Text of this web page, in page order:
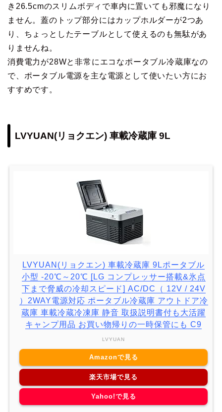
き26.5cmのスリムボディで車内に置いても邪魔になり
ません。蓋のトップ部分にはカップホルダーが2つあ
り、ちょっとしたテーブルとして使えるのも無駄があ
りませんね。
消費電力が28Wと非常にエコなポータブル冷蔵庫なの
で、ポータブル電源を主な電源として使いたい方にお
すすめです。
LVYUAN(リョクエン) 車載冷蔵庫 9L
LVYUAN(リョクエン) 車載冷蔵庫 9Lポータブル
小型 -20℃～20℃ [LG コンプレッサー搭載&氷点
下まで脅威の冷却スピード] AC/DC（ 12V / 24V
）2WAY電源対応 ポータブル冷蔵庫 アウトドア冷
蔵庫 車載冷蔵冷凍庫 静音 取扱説明書付も大活躍
キャンプ用品 お買い物帰りの一時保管にも C9
LVYUAN
Amazonで見る
楽天市場で見る
Yahoo!で見る